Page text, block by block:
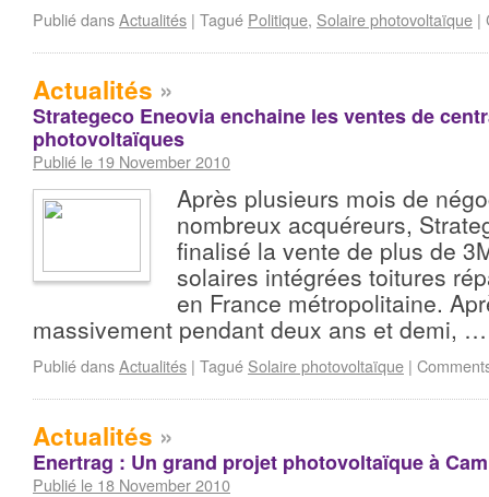
Publié dansActualités | Tagué Politique, Solaire photovoltaïque |
Actualités »
Strategeco Eneovia enchaine les ventes de
photovoltaïques
Publié le 19 November 2010
Après plusieurs mois de
nombreux acquéreurs,
finalisé la vente de plus de
solaires intégrées toitures
en France métropolitaine.
massivement pendant deux ans et demi,
Publié dansActualités | Tagué Solaire photovoltaïque |
Actualités »
Enertrag : Un grand projet photovoltaïque à
Publié le 18 November 2010